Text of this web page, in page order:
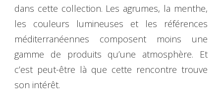
dans cette collection. Les agrumes, la menthe,
les couleurs lumineuses et les références
méditerranéennes composent moins une
gamme de produits qu’une atmosphère. Et
c’est peut-être là que cette rencontre trouve
son intérêt.